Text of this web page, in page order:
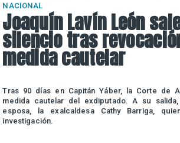
NACIONAL
Joaquín Lavín León
silencio tras
medida cautelar
Tras 90 días en Capitán Yáber, la Corte de
medida cautelar del exdiputado. A su
esposa, la exalcaldesa Cathy Barriga,
investigación.